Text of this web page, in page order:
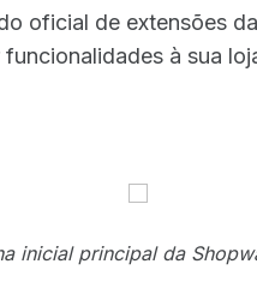
oficial de extensões
à sua
inicial principal da